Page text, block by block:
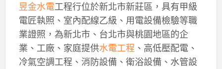
昱金水電工程行位於新北市新莊區，具有甲級
電匠執照、室內配線乙級、用電設備檢驗等職
業證照，為新北市、台北市與桃園地區的企
業、工廠、家庭提供水電工程 、高低壓配電、
冷氣空調工程、消防設備、衛浴設備、水管設